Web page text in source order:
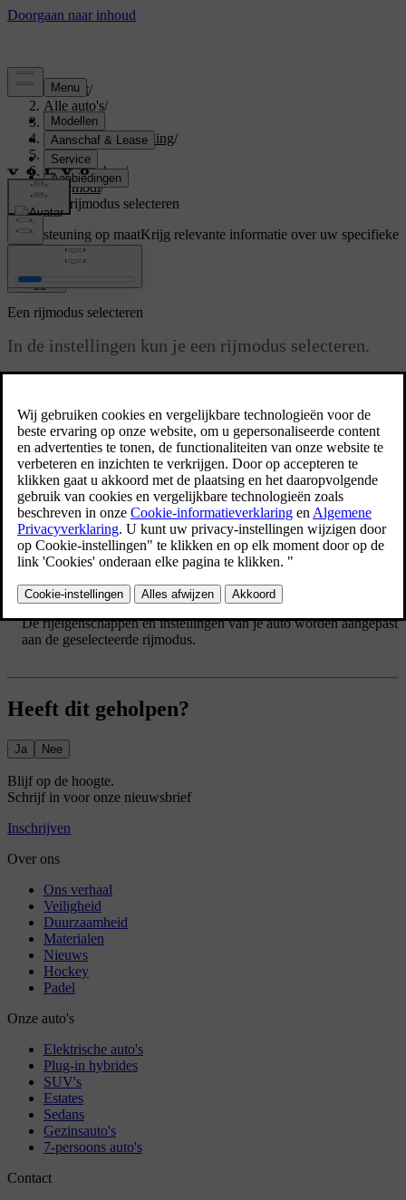
Support/
Alle auto's/
V60 2026
Gebruikershandleiding/
Driving/
Rijkenmerken/
Rijmodi/
Een rijmodus selecteren
Ondersteuning op maatKrijg relevante informatie over uw specifieke
auto.
Inloggen
Bijgewerkt 01-08-2025
Een rijmodus selecteren
In de instellingen kun je een rijmodus selecteren.
rijomstandigheden en situaties. Als je een rijmodus selecteert, kan je
auto de rijeigenschappen en dynamiek aanpassen aan het beoogde
gebruik, waardoor bepaalde instellingen kunnen worden
uitgeschakeld. In de instellingen kun je een rijmodus selecteren.
De comfortmodus is standaard geselecteerd telkens als je de auto
start.
Druk op het autosymbool
in de onderste balk en ga naar
Ga naarRijden→Rijstanden.
Selecteer een rijmodus.
De rijeigenschappen en instellingen van je auto worden aangepast
aan de geselecteerde rijmodus.
Heeft dit geholpen?
Ja Nee